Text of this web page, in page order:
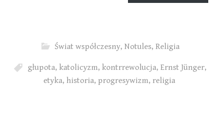
Świat współczesny, Notules, Religia
głupota, katolicyzm, kontrrewolucja, Ernst Jünger,
etyka, historia, progresywizm, religia